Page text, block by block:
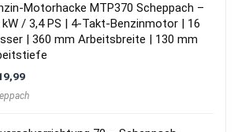
Motorhacke MTP370 Scheppach –
kW / 3,4 PS | 4-Takt-Benzinmotor | 16
| 360 mm Arbeitsbreite | 130 mm